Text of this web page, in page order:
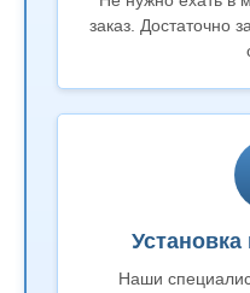
заказ. Достаточно
Наши